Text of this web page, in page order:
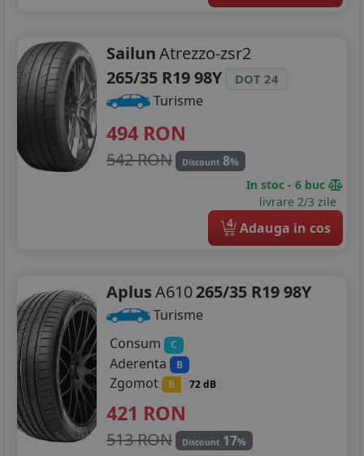
SailunAtrezzo-zsr2
265/35 R19 98Y
DOT 24
Turisme
494 RON
542 RON Discount 8%
In stoc - 6 buc
livrare 2/3 zile
4 Adauga in cos
AplusA610265/35 R19 98Y
Turisme
Consum
C
Aderenta B
Zgomot B 72 dB
421 RON
513 RON Discount 17%